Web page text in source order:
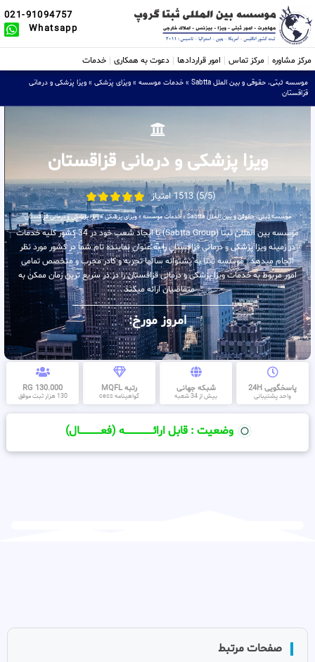
021-91094757
Whatsapp
مرکز مشاوره مرکز تماس امور قراردادها دعوت به همکاری خدمات
موسسه ثبتی، حقوقی و بین الملل Sabtta » خدمات موسسه » ویزای پزشکی » ویزا پزشکی و درمانی
قزاقستان
ویزا پزشکی و درمانی قزاقستان
(5/5) 1513 امتیاز
موسسه ثبتی، حقوقی و بین الملل Sabtta »خدمات موسسه»ویزای پزشکی»ویزا پزشکی و درمانی قزاقستان
موسسه بین المللی ثبتا (Sabtta Group) با ایجاد شعب خود در 34 کشور کلیه خدمات
در زمینه ویزا پزشکی و درمانی قزاقستان را به عنوان نماینده تام شما در کشور مورد نظر
انجام میدهد . موسسه ثبتا به پشتوانه سالها تجربه و کادر مجرب و متخصص تمامی
امور مربوط به خدمات ویزا پزشکی و درمانی قزاقستان را در در سریع ترین زمان ممکن به
متقاضیان ارائه میکند .
امروز مورخ:
پاسخگویی 24H
واحد پشتیبانی
شبکه جهانی
بیش از 34 شعبه
رتبه MQFL
گواهینامه cess
130.000 RG
130 هزار ثبت موفق
وضعیت : قابل ارائــــــــــــــــــــه (فعـــــــــــــــال)
صفحات مرتبط